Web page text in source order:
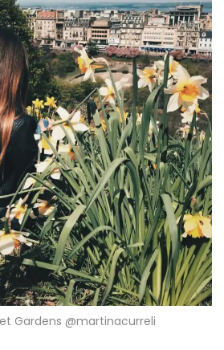
Gardens @martinacurreli